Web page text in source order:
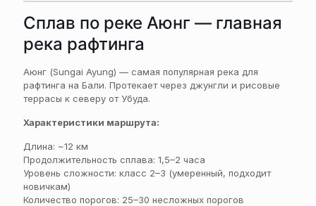
Сплав по реке Аюнг — главная
река рафтинга
Аюнг (Sungai Ayung) — самая популярная река для
рафтинга на Бали. Протекает через джунгли и рисовые
террасы к северу от Убуда.
Характеристики маршрута:
Длина: ~12 км
Продолжительность сплава: 1,5–2 часа
Уровень сложности: класс 2–3 (умеренный, подходит
новичкам)
Количество порогов: 25–30 несложных порогов